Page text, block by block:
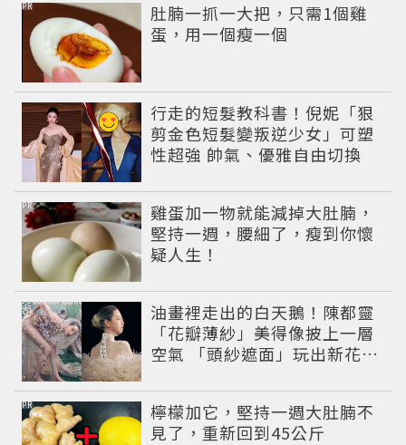
肚腩一抓一大把，只需1個雞
蛋，用一個瘦一個
PR
行走的短髮教科書！倪妮「狠
剪金色短髮變叛逆少女」可塑
性超強 帥氣、優雅自由切換
雞蛋加一物就能減掉大肚腩，
堅持一週，腰細了，瘦到你懷
疑人生！
PR
油畫裡走出的白天鵝！陳都靈
「花瓣薄紗」美得像披上一層
空氣 「頭紗遮面」玩出新花樣
檸檬加它，堅持一週大肚腩不
見了，重新回到45公斤
PR